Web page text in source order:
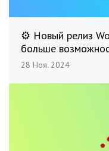
⚙️ Новый релиз
больше
28 Ноя. 2024